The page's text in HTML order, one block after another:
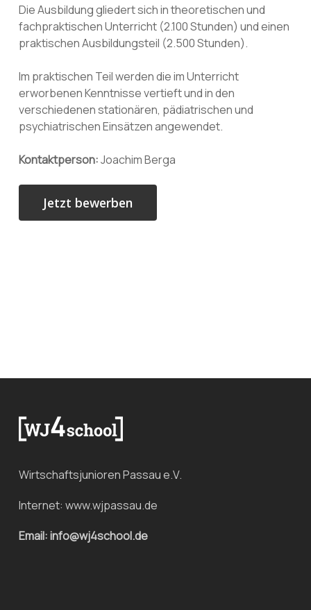
Die Ausbildung gliedert sich in theoretischen und
fachpraktischen Unterricht (2.100 Stunden) und einen
praktischen Ausbildungsteil (2.500 Stunden).
Im praktischen Teil werden die im Unterricht
erworbenen Kenntnisse vertieft und in den
verschiedenen stationären, pädiatrischen und
psychiatrischen Einsätzen angewendet.
Kontaktperson:Joachim Berga
Wirtschaftsjunioren Passau e.V.
Internet: www.wjpassau.de
Email: info@wj4school.de